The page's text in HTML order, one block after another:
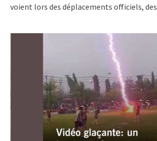
voient lors des déplacements officiels, des